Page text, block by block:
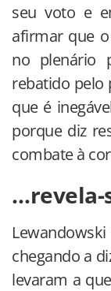
seu voto e
afirmar que
no plenário
rebatido pelo
que é
porque diz
combate à
…revela-
chegando a
levaram a